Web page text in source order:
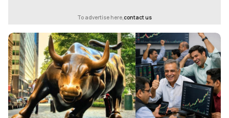
To advertise here,contact us